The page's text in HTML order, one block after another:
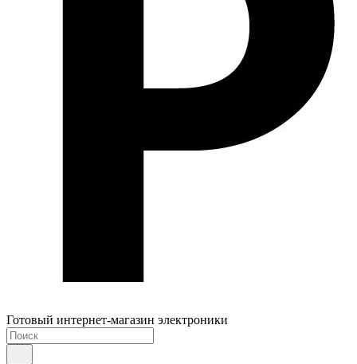
Готовый интернет-магазин электроники